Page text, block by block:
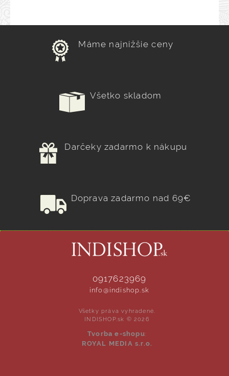
Máme najnižšie ceny
Všetko skladom
Darčeky zadarmo k nákupu
Doprava zadarmo nad 69€
0917623969
info@indishop.sk
Všetky práva vyhradené.
INDISHOP.sk © 2026
Tvorba e-shopu:
ROYAL MEDIA s.r.o.